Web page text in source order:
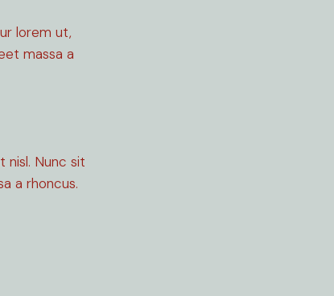
lorem ut,
massa a
nisl. Nunc sit
a rhoncus.